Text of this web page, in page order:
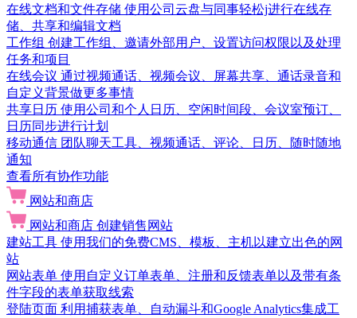
在线文档和文件存储 使用公司云盘与同事轻松j进行在线存
储、共享和编辑文档
工作组 创建工作组、邀请外部用户、设置访问权限以及处理
任务和项目
在线会议 通过视频通话、视频会议、屏幕共享、通话录音和
自定义背景做更多事情
共享日历 使用公司和个人日历、空闲时间段、会议室预订、
日历同步进行计划
移动通信 团队聊天工具、视频通话、评论、日历、随时随地
通知
查看所有协作功能
网站和商店
网站和商店 创建销售网站
建站工具 使用我们的免费CMS、模板、主机以建立出色的网
站
网站表单 使用自定义订单表单、注册和反馈表单以及带有条
件字段的表单获取线索
登陆页面 利用捕获表单、自动漏斗和Google Analytics集成工